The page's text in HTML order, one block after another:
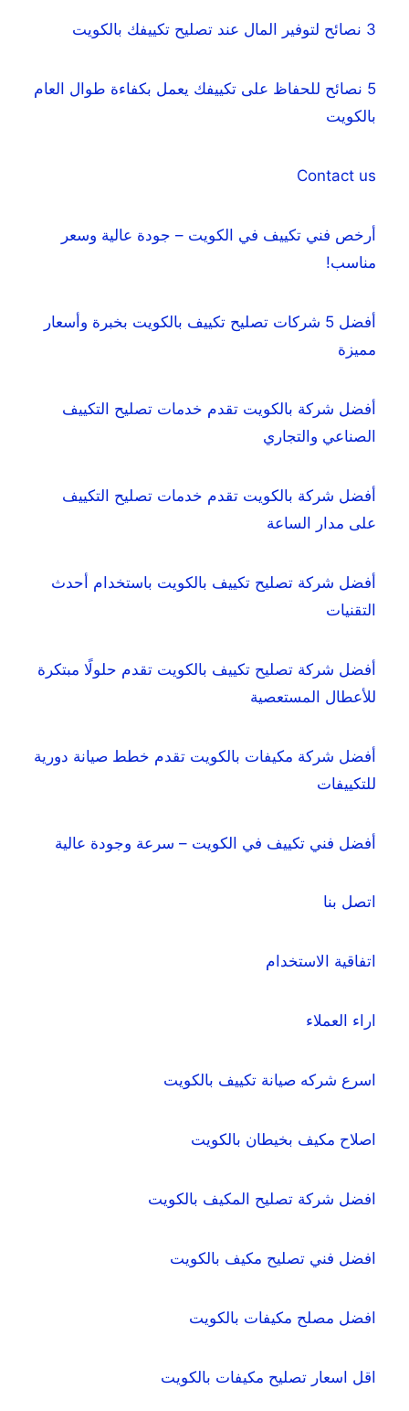
3 نصائح لتوفير المال عند تصليح تكييفك بالكويت
5 نصائح للحفاظ على تكييفك يعمل بكفاءة طوال العام
بالكويت
Contact us
أرخص فني تكييف في الكويت – جودة عالية وسعر
مناسب!
أفضل 5 شركات تصليح تكييف بالكويت بخبرة وأسعار
مميزة
أفضل شركة بالكويت تقدم خدمات تصليح التكييف
الصناعي والتجاري
أفضل شركة بالكويت تقدم خدمات تصليح التكييف
على مدار الساعة
أفضل شركة تصليح تكييف بالكويت باستخدام أحدث
التقنيات
أفضل شركة تصليح تكييف بالكويت تقدم حلولًا مبتكرة
للأعطال المستعصية
أفضل شركة مكيفات بالكويت تقدم خطط صيانة دورية
للتكييفات
أفضل فني تكييف في الكويت – سرعة وجودة عالية
اتصل بنا
اتفاقية الاستخدام
اراء العملاء
اسرع شركه صيانة تكييف بالكويت
اصلاح مكيف بخيطان بالكويت
افضل شركة تصليح المكيف بالكويت
افضل فني تصليح مكيف بالكويت
افضل مصلح مكيفات بالكويت
اقل اسعار تصليح مكيفات بالكويت